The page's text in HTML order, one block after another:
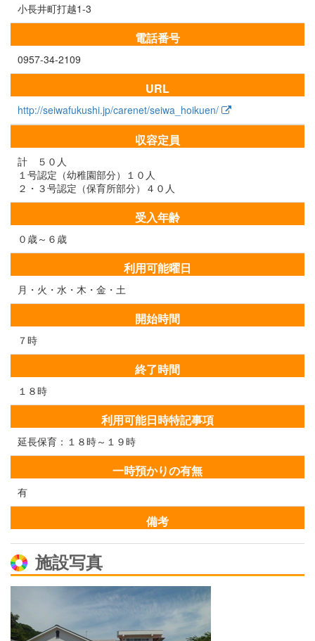
小長井町打越1-3
電話番号
0957-34-2109
URL
http://seiwafukushi.jp/carenet/seiwa_hoikuen/
収容定員
計 ５０人
１号認定（幼稚園部分）１０人
２・３号認定（保育所部分）４０人
受入年齢
０歳～６歳
利用可能曜日
月・火・水・木・金・土
開始時間
７時
終了時間
１８時
利用可能日時特記事項
延長保育：１８時～１９時
一時預かりの有無
有
備考
施設写真